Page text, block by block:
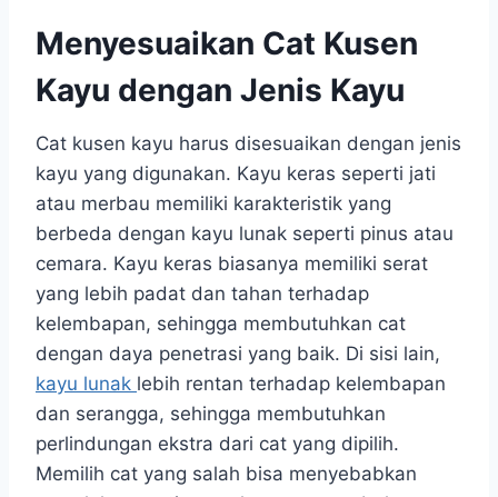
Menyesuaikan Cat Kusen
Kayu dengan Jenis Kayu
Cat kusen kayu harus disesuaikan dengan jenis
kayu yang digunakan. Kayu keras seperti jati
atau merbau memiliki karakteristik yang
berbeda dengan kayu lunak seperti pinus atau
cemara. Kayu keras biasanya memiliki serat
yang lebih padat dan tahan terhadap
kelembapan, sehingga membutuhkan cat
dengan daya penetrasi yang baik. Di sisi lain,
kayu lunak lebih rentan terhadap kelembapan
dan serangga, sehingga membutuhkan
perlindungan ekstra dari cat yang dipilih.
Memilih cat yang salah bisa menyebabkan